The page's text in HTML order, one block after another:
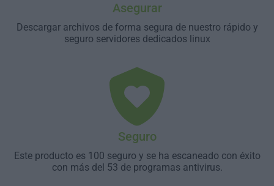
Asegurar
Descargar archivos de forma segura de nuestro rápido y
seguro servidores dedicados linux
Seguro
Este producto es 100 seguro y se ha escaneado con éxito
con más del 53 de programas antivirus.